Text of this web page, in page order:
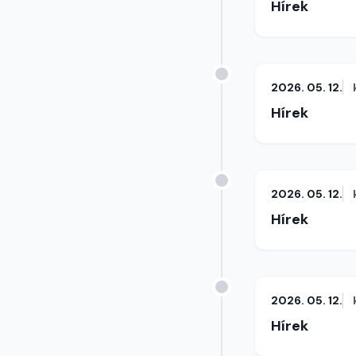
Hírek
2026. 05. 12.
Hírek
2026. 05. 12.
Hírek
2026. 05. 12.
Hírek